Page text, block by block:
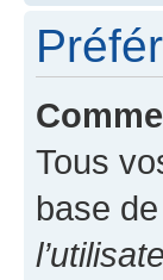
Tous
base